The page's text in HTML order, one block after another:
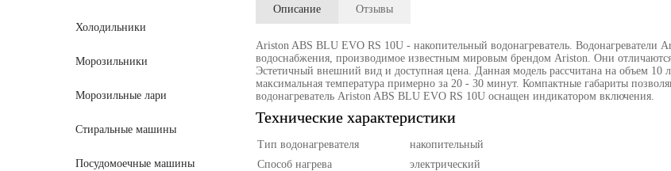
Описание Отзывы
Ariston ABS BLU EVO RS 10U - накопительный водонагреватель. Водонагреватели
водоснабжения, производимое известным мировым брендом Ariston. Они
Эстетичный внешний вид и доступная цена. Данная модель рассчитана на объем 10
максимальная температура примерно за 20 - 30 минут. Компактные габариты
водонагреватель Ariston ABS BLU EVO RS 10U оснащен индикатором включения.
Технические характеристики
Тип водонагревателя
накопительный
Способ нагрева
электрический
Холодильники
Морозильники
Морозильные лари
Стиральные машины
Посудомоечные машины